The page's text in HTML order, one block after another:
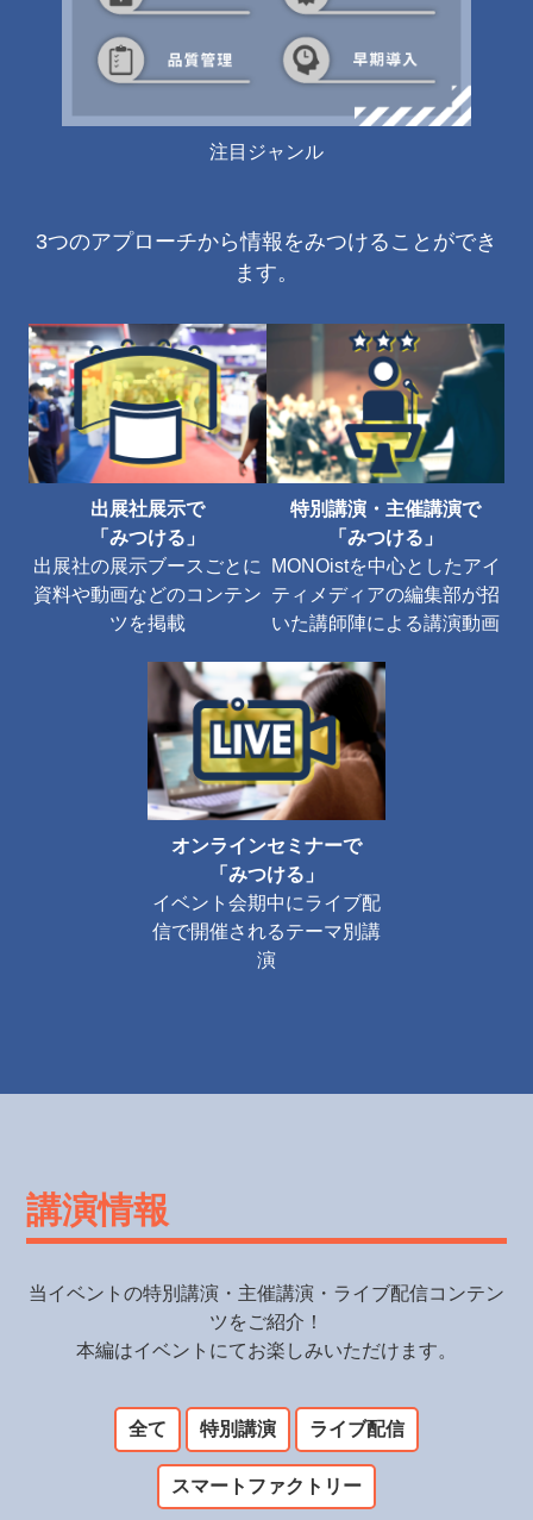
注目ジャンル
3つのアプローチから情報をみつけることができ
ます。
出展社展示で
「みつける」
出展社の展示ブースごとに
資料や動画などのコンテン
ツを掲載
特別講演・主催講演で
「みつける」
MONOistを中心としたアイ
ティメディアの編集部が招
いた講師陣による講演動画
オンラインセミナーで
「みつける」
イベント会期中にライブ配
信で開催されるテーマ別講
演
講演情報
当イベントの特別講演・主催講演・ライブ配信コンテン
ツをご紹介！
本編はイベントにてお楽しみいただけます。
全て 特別講演 ライブ配信
スマートファクトリー